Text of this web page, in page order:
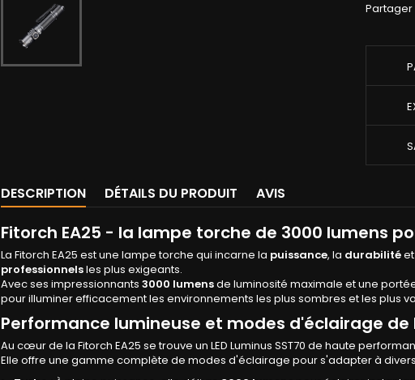
Partager
DESCRIPTION DÉTAILS DU PRODUIT AVIS
Fitorch EA25 - la lampe torche de 3000 lumens
La Fitorch EA25 est une lampe torche qui incarne la puissance, la durabilité
professionnelsles plus exigeants.
Avec ses impressionnants 3000 lumensde luminosité maximale et une
pour illuminer efficacement les environnements les plus sombres et les plus
Performance lumineuse et modes d'éclairage de
Au cœur de la Fitorch EA25 se trouve un LED Luminus SST70 de haute
Elle offre une gamme complète de modes d'éclairage pour s'adapter à